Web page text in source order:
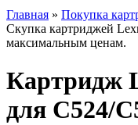
Главная » Покупка
Скупка картриджей
максимальным ценам.
Картридж
для C524/